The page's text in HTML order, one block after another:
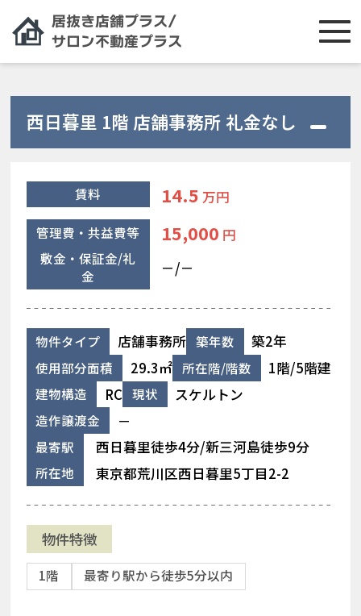
西日暮里 1階 店舗事務所 礼金なし
賃料 14.5 万円
管理費・共益費等 15,000 円
敷金・保証金/礼
金
－/－
物件タイプ 店舗事務所 築年数 築2年
使用部分面積 29.3㎡ 所在階/階数 1階/5階建
建物構造 RC 現状 スケルトン
造作譲渡金 －
最寄駅 西日暮里徒歩4分/新三河島徒歩9分
所在地 東京都荒川区西日暮里5丁目2-2
物件特徴
1階 最寄り駅から徒歩5分以内